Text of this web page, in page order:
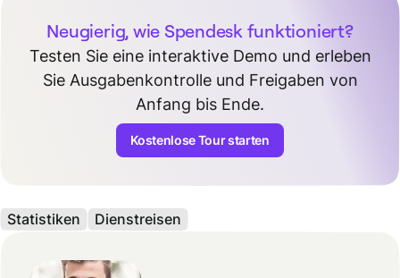
Neugierig, wie Spendesk funktioniert?
Testen Sie eine interaktive Demo und erleben
Sie Ausgabenkontrolle und Freigaben von
Anfang bis Ende.
Kostenlose Tour starten
Statistiken Dienstreisen